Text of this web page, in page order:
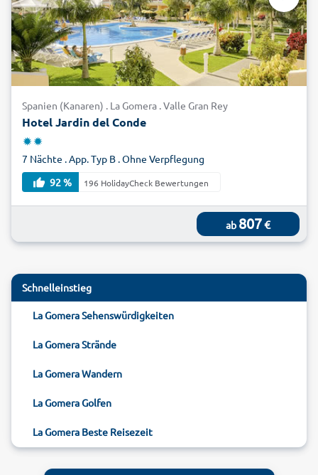
Spanien (Kanaren) . La Gomera . Valle Gran Rey
Hotel Jardin del Conde
7 Nächte . App. Typ B . Ohne Verpflegung
92 %
196 HolidayCheck Bewertungen
ab 807€
Schnelleinstieg
La Gomera Sehenswürdigkeiten
La Gomera Strände
La Gomera Wandern
La Gomera Golfen
La Gomera Beste Reisezeit